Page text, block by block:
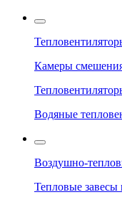
Камеры
Водяные
Воздушно-
Тепловые